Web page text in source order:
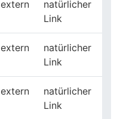
extern
natürlicher
Link
extern
natürlicher
Link
extern
natürlicher
Link